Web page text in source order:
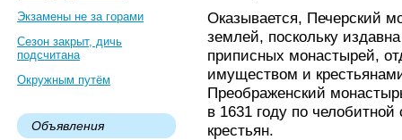
Экзамены не за горами
Сезон закрыт, дичь
подсчитана
Окружным путём
Объявления
Оказывается, Печерский
землей, поскольку
приписных монастырей,
имуществом и
Преображенский
в 1631 году по
крестьян.